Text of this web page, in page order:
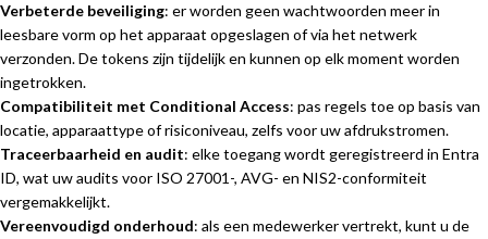
Verbeterde beveiliging: er worden geen wachtwoorden meer in
leesbare vorm op het apparaat opgeslagen of via het netwerk
verzonden. De tokens zijn tijdelijk en kunnen op elk moment worden
ingetrokken.
Compatibiliteit met Conditional Access: pas regels toe op basis van
locatie, apparaattype of risiconiveau, zelfs voor uw afdrukstromen.
Traceerbaarheid en audit: elke toegang wordt geregistreerd in Entra
ID, wat uw audits voor ISO 27001-, AVG- en NIS2-conformiteit
vergemakkelijkt.
Vereenvoudigd onderhoud: als een medewerker vertrekt, kunt u de